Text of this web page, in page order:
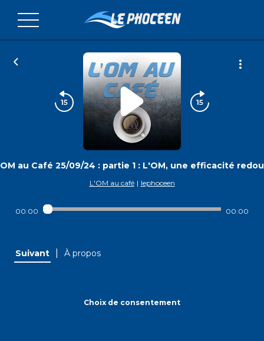
au Café 25/09/24 : partie 1 : L'OM, une efficacité
L'OM au café | lephoceen
00:00 00:00
Suivant À propos
Choix de consentement